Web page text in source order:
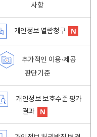
사항
개인정보 열람청구
추가적인 이용·제공
판단기준
개인정보 보호수준 평가
결과